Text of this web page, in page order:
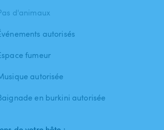
d'animaux
autorisés
fumeur
autorisée
en burkini autorisée